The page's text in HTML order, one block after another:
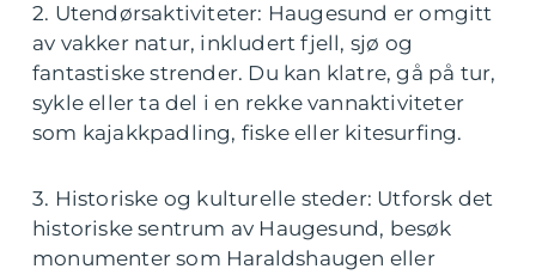
2. Utendørsaktiviteter: Haugesund er omgitt
av vakker natur, inkludert fjell, sjø og
fantastiske strender. Du kan klatre, gå på tur,
sykle eller ta del i en rekke vannaktiviteter
som kajakkpadling, fiske eller kitesurfing.
3. Historiske og kulturelle steder: Utforsk det
historiske sentrum av Haugesund, besøk
monumenter som Haraldshaugen eller